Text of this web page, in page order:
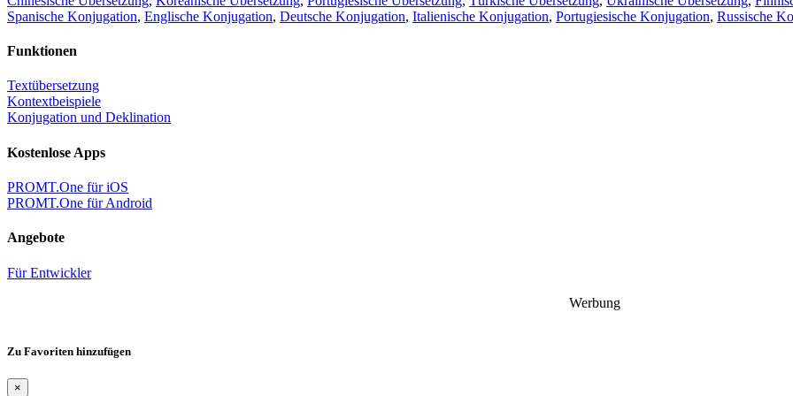
Spanische Konjugation, Englische Konjugation, Deutsche Konjugation, Italienische Konjugation, Portugiesische Konjugation, Russische
Funktionen
Textübersetzung
Kontextbeispiele
Konjugation und Deklination
Kostenlose Apps
PROMT.One für iOS
PROMT.One für Android
Angebote
Für Entwickler
Werbung
Zu Favoriten hinzufügen
×